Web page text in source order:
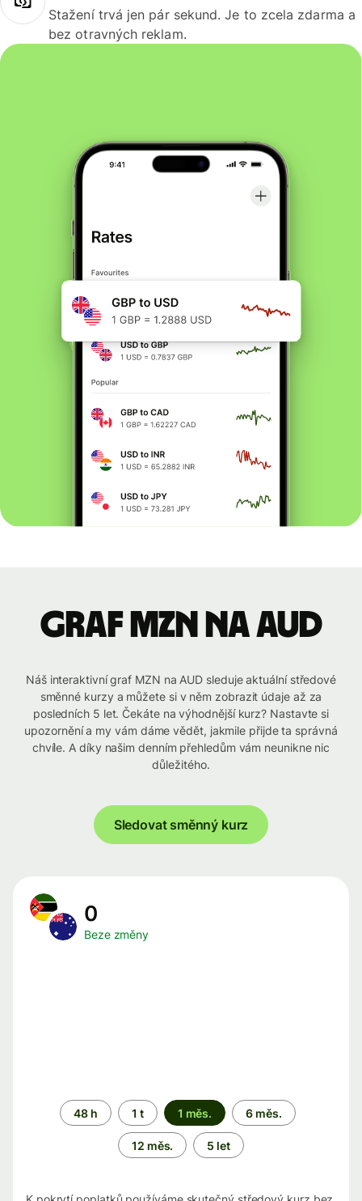
Stažení trvá jen pár sekund. Je to zcela zdarma a
bez otravných reklam.
graf MZN na AUD
Náš interaktivní graf MZN na AUD sleduje aktuální středové
směnné kurzy a můžete si v něm zobrazit údaje až za
posledních 5 let. Čekáte na výhodnější kurz? Nastavte si
upozornění a my vám dáme vědět, jakmile přijde ta správná
chvíle. A díky našim denním přehledům vám neunikne nic
důležitého.
Sledovat směnný kurz
0
Beze změny
Časové
období
48 h 1 t 1 měs. 6 měs.
12 měs. 5 let